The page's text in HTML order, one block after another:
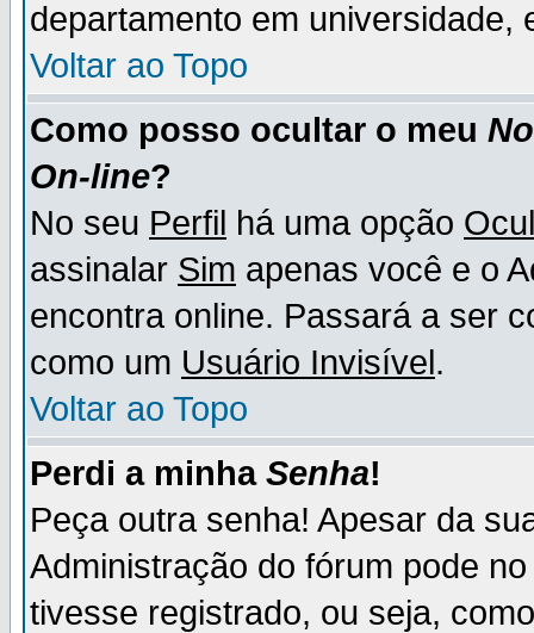
departamento em universidade,
Voltar ao Topo
Como posso ocultar o meu
On-line?
No seu Perfil há uma opção
assinalar Sim apenas você e o
encontra online. Passará a ser
como um Usuário Invisível.
Voltar ao Topo
Perdi a minha Senha!
Peça outra senha! Apesar da
Administração do fórum pode
tivesse registrado, ou seja,